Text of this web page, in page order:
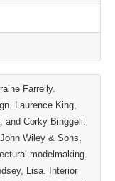
Farrelly.
Laurence King,
and Corky Binggeli.
Wiley & Sons,
modelmaking.
Lisa. Interior